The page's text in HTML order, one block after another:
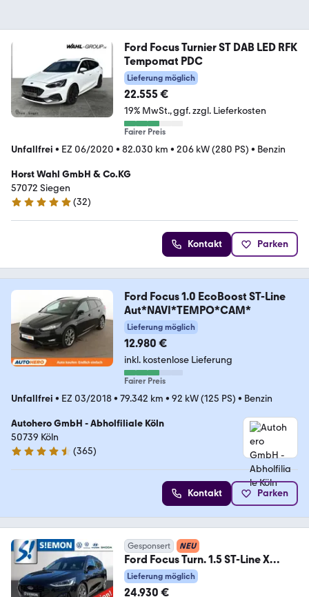
Ford Focus Turnier ST DAB LED RFK
Tempomat PDC
Lieferung möglich
22.555 €
19% MwSt. ggf. zzgl. Lieferkosten
Fairer Preis
Unfallfrei • EZ 06/2020 • 82.030 km • 206 kW (280 PS) • Benzin
Horst Wahl GmbH & Co.KG
57072 Siegen
5 Sterne
(32)
Kontakt Parken
Ford Focus 1.0 EcoBoost ST-Line
Aut*NAVI*TEMPO*CAM*
Lieferung möglich
12.980 €
inkl. kostenlose Lieferung
Fairer Preis
Unfallfrei • EZ 03/2018• 79.342 km • 92 kW (125 PS) • Benzin
Autohero GmbH - Abholfiliale Köln
50739 Köln
4.6 Sterne
(365)
Kontakt Parken
Gesponsert NEU
Ford Focus Turn. 1.5 ST-Line X
Auto. Pano HeadUp
Lieferung möglich
24.930 €